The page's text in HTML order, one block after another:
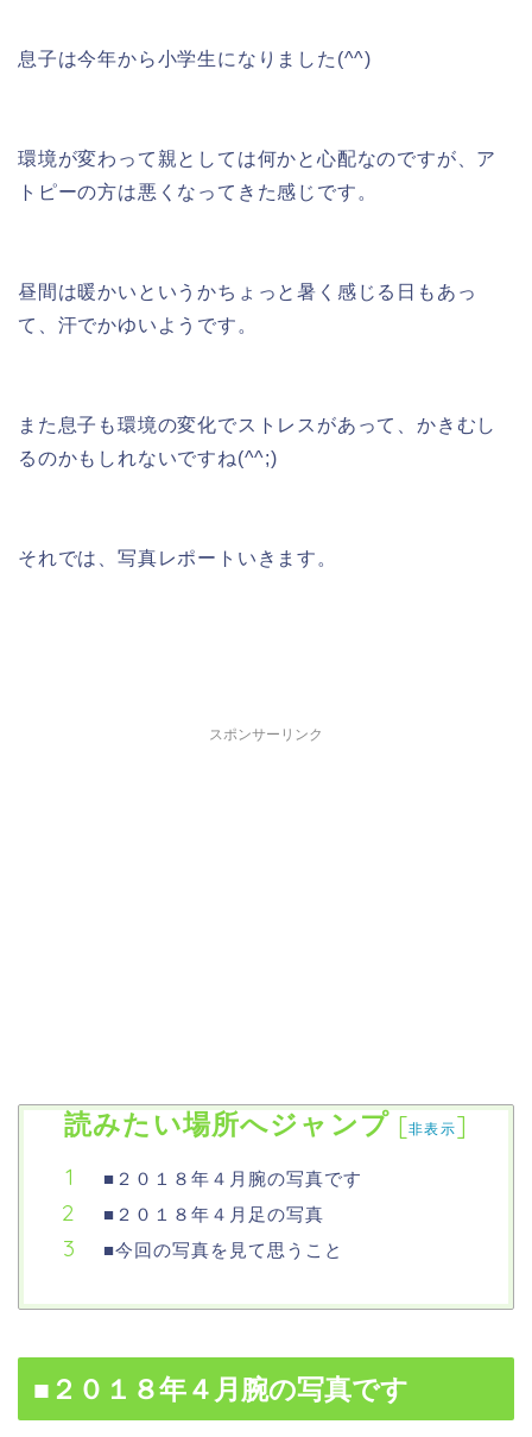
息子は今年から小学生になりました(^^)
環境が変わって親としては何かと心配なのですが、ア
トピーの方は悪くなってきた感じです。
昼間は暖かいというかちょっと暑く感じる日もあっ
て、汗でかゆいようです。
また息子も環境の変化でストレスがあって、かきむし
るのかもしれないですね(^^;)
それでは、写真レポートいきます。
スポンサーリンク
読みたい場所へジャンプ [非表示]
■２０１８年４月腕の写真です
■２０１８年４月足の写真
■今回の写真を見て思うこと
■２０１８年４月腕の写真です